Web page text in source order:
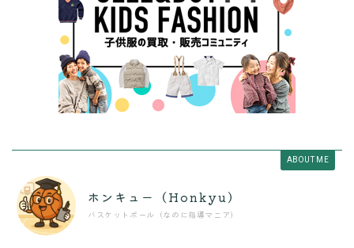
ABOUT ME
ホンキュー（Honkyu）
バスケットボール（なのに指導マニア）